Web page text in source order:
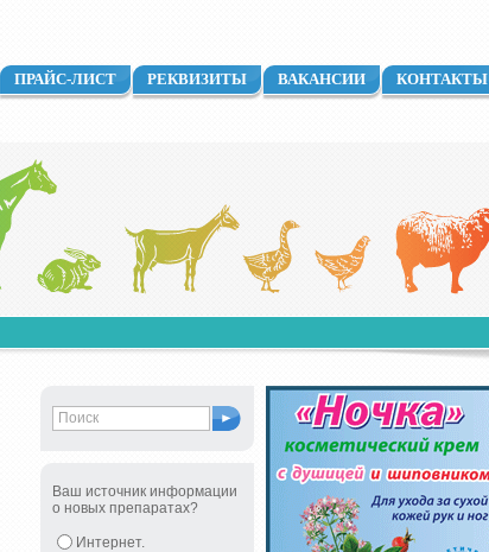
ПРАЙС-ЛИСТ РЕКВИЗИТЫ ВАКАНСИИ КОНТАКТЫ
Ваш источник информации
о новых препаратах?
Интернет.